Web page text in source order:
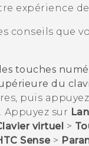
expérience
conseils que
touches
du
puis
. Appuyez sur
virtuel >
Sense>